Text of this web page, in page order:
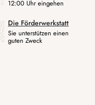
12:00 Uhr eingehen
Die Förderwerkstatt
Sie unterstützen einen
guten Zweck